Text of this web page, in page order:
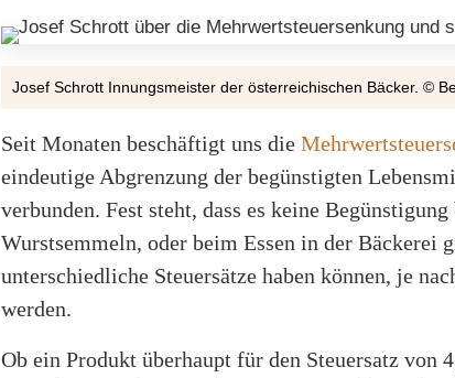
Josef Schrott Innungsmeister der österreichischen Bäcker. ©
Seit Monaten beschäftigt uns die
eindeutige Abgrenzung der begünstigten
verbunden. Fest steht, dass es keine
Wurstsemmeln, oder beim Essen in der Bäckerei
unterschiedliche Steuersätze haben können, je
werden.
Ob ein Produkt überhaupt für den Steuersatz